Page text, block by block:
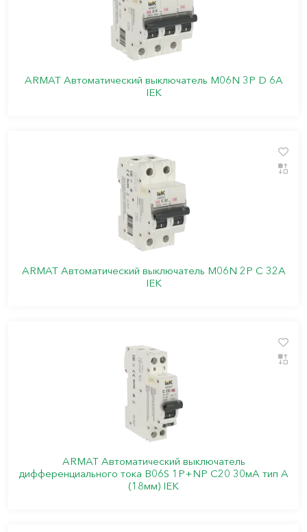
ARMAT Автоматический выключатель M06N 3P D 6А
IEK
ARMAT Автоматический выключатель M06N 2P C 32А
IEK
ARMAT Автоматический выключатель
дифференциального тока B06S 1P+NP C20 30мА тип A
(18мм) IEK